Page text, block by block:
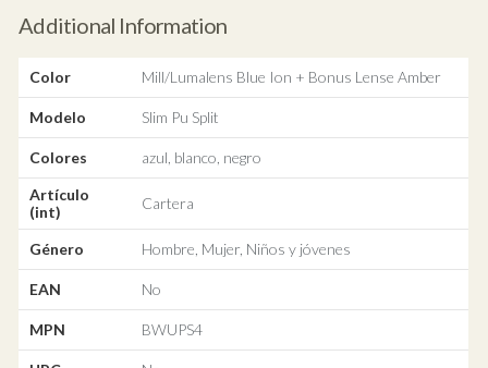
Additional Information
Color Mill/Lumalens Blue Ion + Bonus Lense Amber
Modelo Slim Pu Split
Colores
azul, blanco, negro
Artículo
(int)
Cartera
Género Hombre, Mujer, Niños y jóvenes
EAN No
MPN BWUPS4